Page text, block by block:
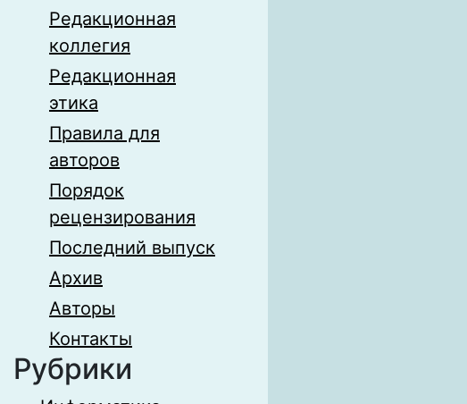
Редакционная
коллегия
Редакционная
этика
Правила для
авторов
Порядок
рецензирования
Последний выпуск
Архив
Авторы
Контакты
Рубрики